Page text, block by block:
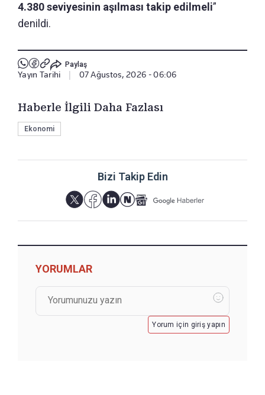
4.380 seviyesinin aşılması takip edilmeli”
denildi.
Paylaş
Yayın Tarihi 07 Ağustos, 2026 - 06:06
Haberle İlgili Daha Fazlası
Ekonomi
Bizi Takip Edin
YORUMLAR
Yorum için giriş yapın